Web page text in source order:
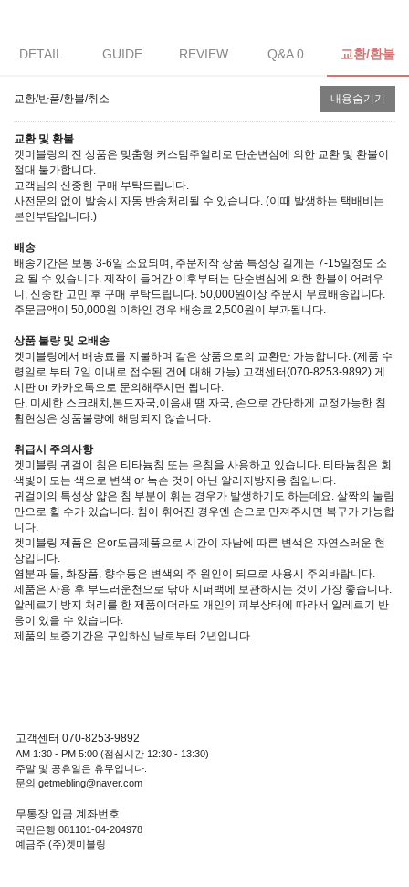
DETAIL GUIDE REVIEW Q&A 0 교환/환불
교환/반품/환불/취소 내용숨기기
교환 및 환불
겟미블링의 전 상품은 맞춤형 커스텀주얼리로 단순변심에 의한 교환 및 환불이
절대 불가합니다.
고객님의 신중한 구매 부탁드립니다.
사전문의 없이 발송시 자동 반송처리될 수 있습니다. (이때 발생하는 택배비는
본인부담입니다.)
배송
배송기간은 보통 3-6일 소요되며, 주문제작 상품 특성상 길게는 7-15일정도 소
요 될 수 있습니다. 제작이 들어간 이후부터는 단순변심에 의한 환불이 어려우
니, 신중한 고민 후 구매 부탁드립니다. 50,000원이상 주문시 무료배송입니다.
주문금액이 50,000원 이하인 경우 배송료 2,500원이 부과됩니다.
상품 불량 및 오배송
겟미블링에서 배송료를 지불하며 같은 상품으로의 교환만 가능합니다. (제품 수
령일로 부터 7일 이내로 접수된 건에 대해 가능) 고객센터(070-8253-9892) 게
시판 or 카카오톡으로 문의해주시면 됩니다.
단, 미세한 스크래치,본드자국,이음새 땜 자국, 손으로 간단하게 교정가능한 침
휨현상은 상품불량에 해당되지 않습니다.
취급시 주의사항
겟미블링 귀걸이 침은 티타늄침 또는 은침을 사용하고 있습니다. 티타늄침은 회
색빛이 도는 색으로 변색 or 녹슨 것이 아닌 알러지방지용 침입니다.
귀걸이의 특성상 얇은 침 부분이 휘는 경우가 발생하기도 하는데요. 살짝의 눌림
만으로 휠 수가 있습니다. 침이 휘어진 경우엔 손으로 만져주시면 복구가 가능합
니다.
겟미블링 제품은 은or도금제품으로 시간이 자남에 따른 변색은 자연스러운 현
상입니다.
염분과 물, 화장품, 향수등은 변색의 주 원인이 되므로 사용시 주의바랍니다.
제품은 사용 후 부드러운천으로 닦아 지퍼백에 보관하시는 것이 가장 좋습니다.
알레르기 방지 처리를 한 제품이더라도 개인의 피부상태에 따라서 알레르기 반
응이 있을 수 있습니다.
제품의 보증기간은 구입하신 날로부터 2년입니다.
고객센터 070-8253-9892
AM 1:30 - PM 5:00 (점심시간 12:30 - 13:30)
주말 및 공휴일은 휴무입니다.
문의 getmebling@naver.com
무통장 입금 계좌번호
국민은행 081101-04-204978
예금주 (주)겟미블링